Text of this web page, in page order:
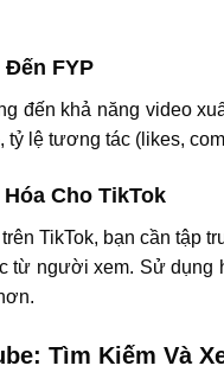
FYP
đến khả năng video
tỷ lệ tương tác (likes,
Cho TikTok
TikTok, bạn cần tập
từ người xem. Sử dụng
Tìm Kiếm Và